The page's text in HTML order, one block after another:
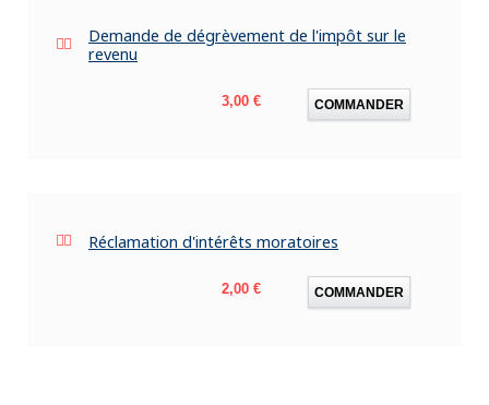
Demande de dégrèvement de l'impôt sur le
revenu
Prix
3,00 € COMMANDER
Réclamation d'intérêts moratoires
Prix
2,00 € COMMANDER